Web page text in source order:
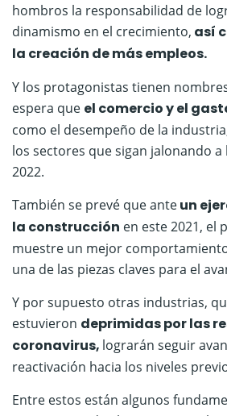
hombros la responsabilidad de
dinamismo en el crecimiento, así
la creación de más empleos.
Y los protagonistas tienen
espera que el comercio y el
como el desempeño de la
los sectores que sigan jalonando a
2022.
También se prevé que anteun
la construcción en este 2021, el
muestre un mejor
una de las piezas claves para el
Y por supuesto otras industrias,
estuvieron deprimidas por las
coronavirus, lograrán seguir
reactivación hacia los niveles
Entre estos están algunos